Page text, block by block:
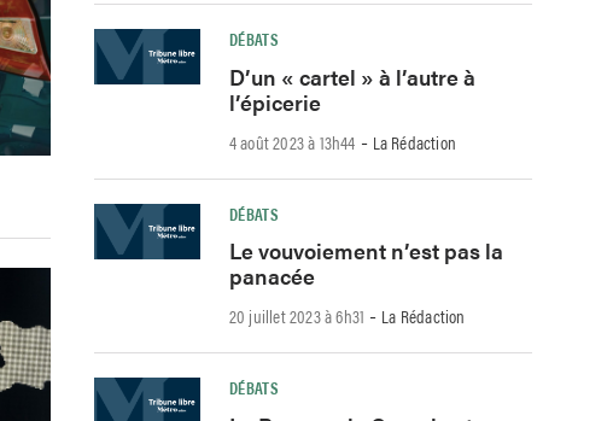
DÉBATS
D’un « cartel » à l’autre à
l’épicerie
4 août 2023 à 13h44 - La Rédaction
DÉBATS
Le vouvoiement n’est pas la
panacée
20 juillet 2023 à 6h31 - La Rédaction
DÉBATS